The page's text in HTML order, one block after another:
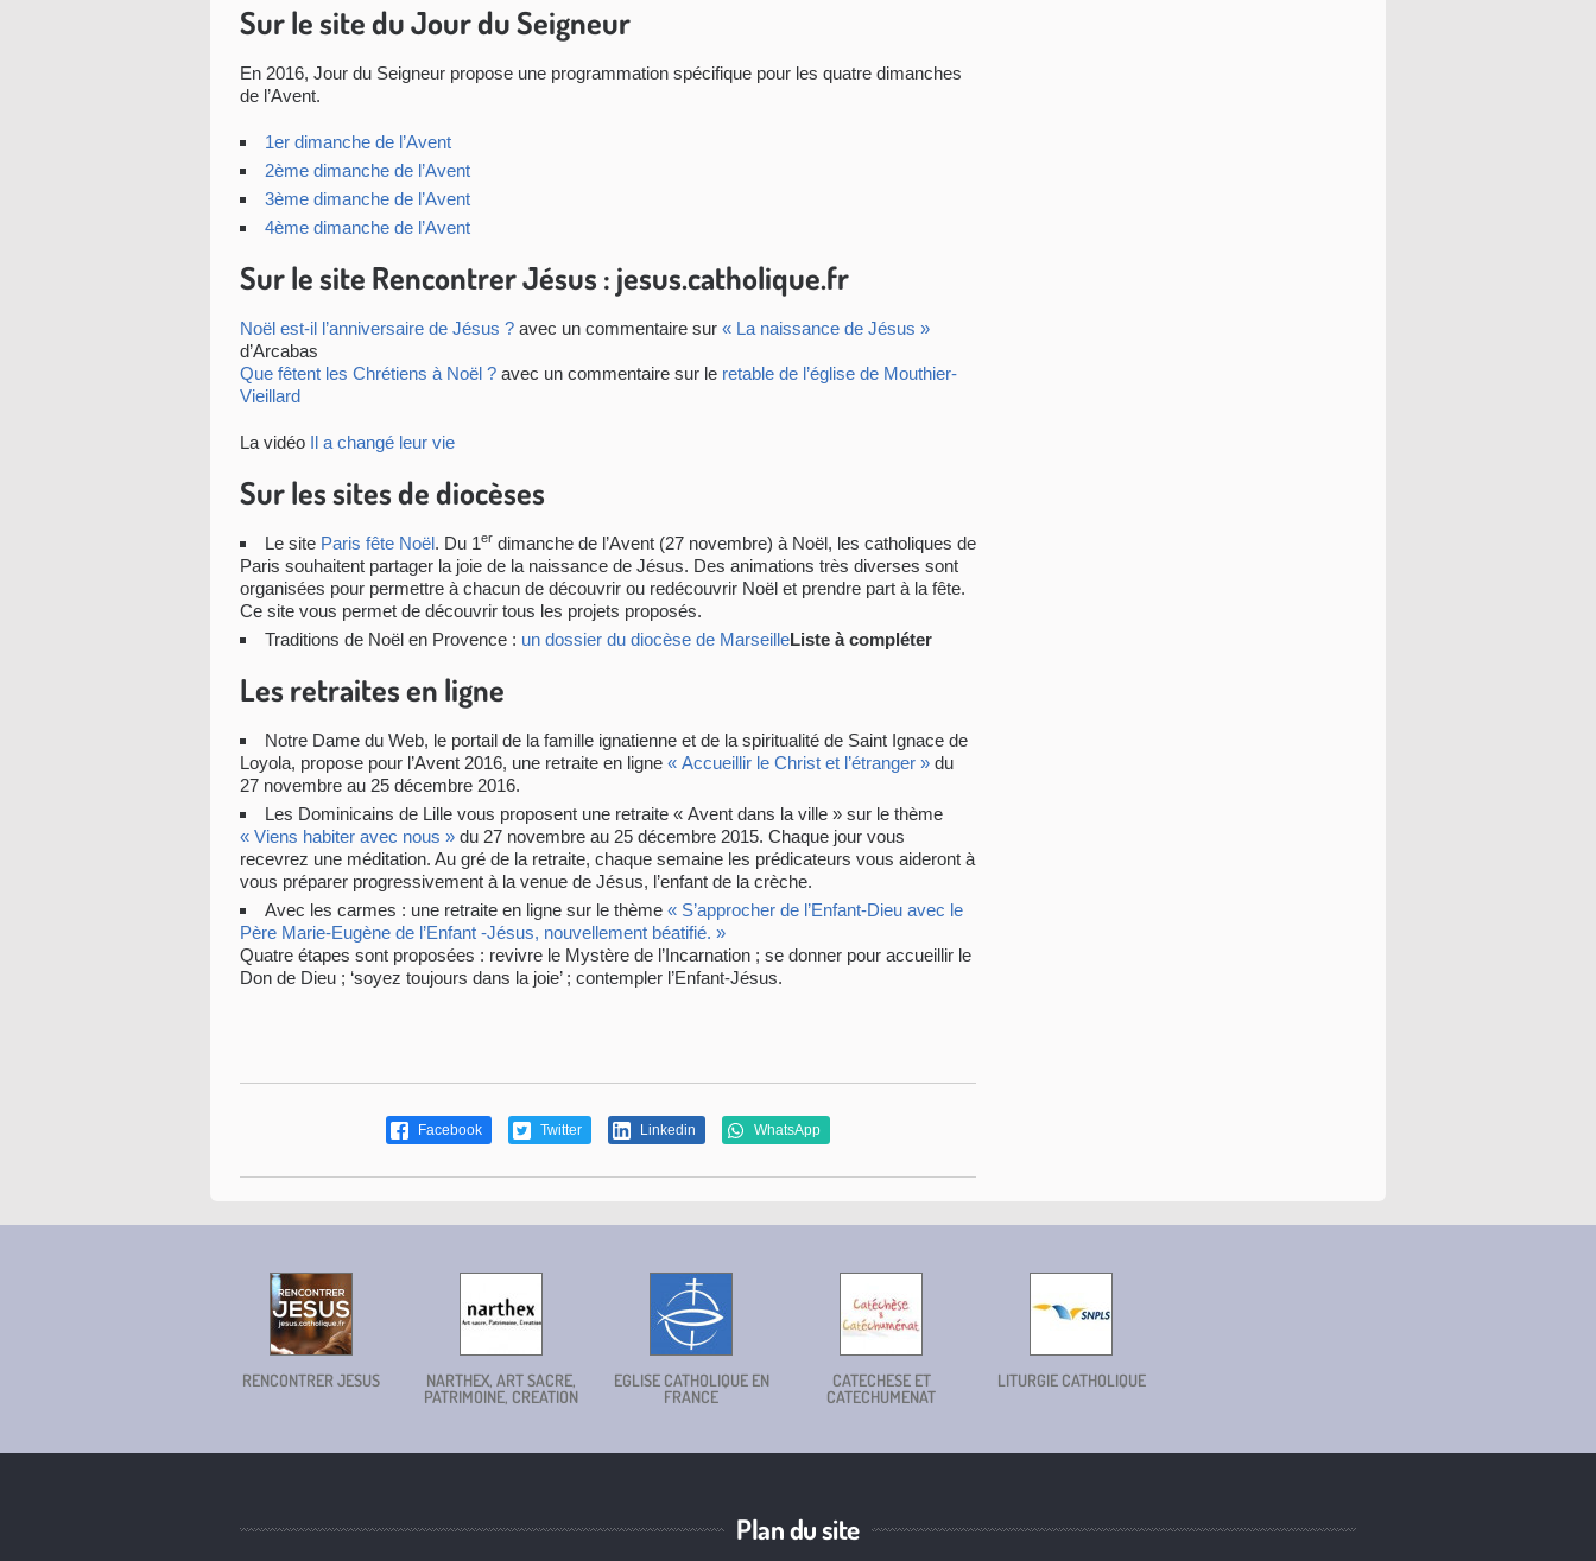
Sur le site du Jour du Seigneur
En 2016, Jour du Seigneur propose une programmation spécifique pour les quatre dimanches
de l’Avent.
1er dimanche de l’Avent
2ème dimanche de l’Avent
3ème dimanche de l’Avent
4ème dimanche de l’Avent
Sur le site Rencontrer Jésus : jesus.catholique.fr
Noël est-il l’anniversaire de Jésus ? avec un commentaire sur « La naissance de Jésus »
d’Arcabas
Que fêtent les Chrétiens à Noël ? avec un commentaire sur le retable de l’église de Mouthier-
Vieillard
La vidéo Il a changé leur vie
Sur les sites de diocèses
Le site Paris fête Noël. Du 1er dimanche de l’Avent (27 novembre) à Noël, les catholiques de
Paris souhaitent partager la joie de la naissance de Jésus. Des animations très diverses sont
organisées pour permettre à chacun de découvrir ou redécouvrir Noël et prendre part à la fête.
Ce site vous permet de découvrir tous les projets proposés.
Traditions de Noël en Provence : un dossier du diocèse de MarseilleListe à compléter
Les retraites en ligne
Notre Dame du Web, le portail de la famille ignatienne et de la spiritualité de Saint Ignace de
Loyola, propose pour l’Avent 2016, une retraite en ligne « Accueillir le Christ et l’étranger » du
27 novembre au 25 décembre 2016.
Les Dominicains de Lille vous proposent une retraite « Avent dans la ville » sur le thème
« Viens habiter avec nous » du 27 novembre au 25 décembre 2015. Chaque jour vous
recevrez une méditation. Au gré de la retraite, chaque semaine les prédicateurs vous aideront à
vous préparer progressivement à la venue de Jésus, l’enfant de la crèche.
Avec les carmes : une retraite en ligne sur le thème « S’approcher de l’Enfant-Dieu avec le
Père Marie-Eugène de l’Enfant -Jésus, nouvellement béatifié. »
Quatre étapes sont proposées : revivre le Mystère de l’Incarnation ; se donner pour accueillir le
Don de Dieu ; ‘soyez toujours dans la joie’ ; contempler l’Enfant-Jésus.
Facebook Twitter Linkedin WhatsApp
RENCONTRER JESUS
NARTHEX, ART SACRE,
PATRIMOINE, CREATION
EGLISE CATHOLIQUE EN
FRANCE
CATECHESE ET
CATECHUMENAT
LITURGIE CATHOLIQUE
Plan du site